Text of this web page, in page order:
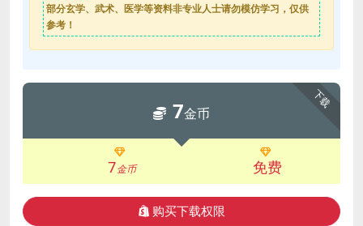
部分玄学、武术、医学等资料非专业人士请勿模仿学习，仅供
参考！
下载
7金币
7金币 免费
购买下载权限